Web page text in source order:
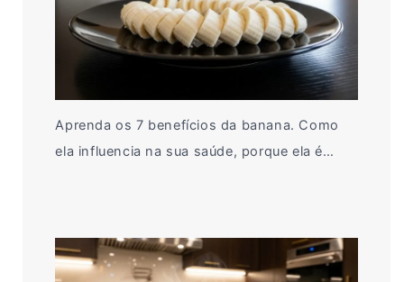
Aprenda os 7 benefícios da banana. Como
ela influencia na sua saúde, porque ela é…